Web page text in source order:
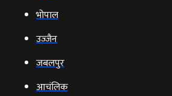
भोपाल
उज्‍जैन
जबलपुर
आचंलिक